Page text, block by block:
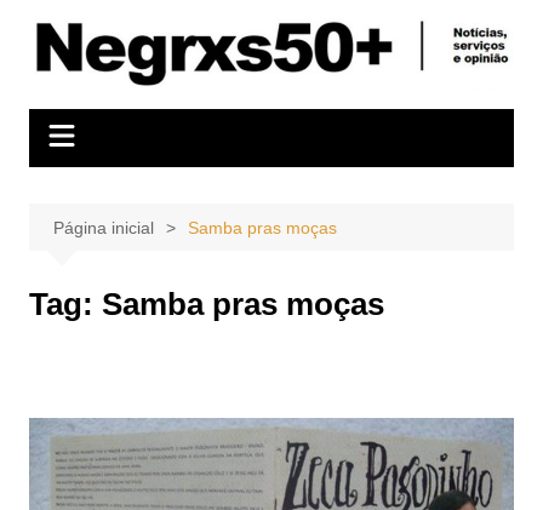
conteúdo
Página inicial Samba pras moças
Tag: Samba pras moças